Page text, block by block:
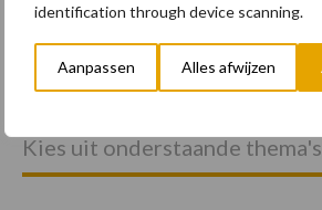
identification through device scanning.
Aanpassen Alles afwijzen
Meer lezen?
Kies uit onderstaande